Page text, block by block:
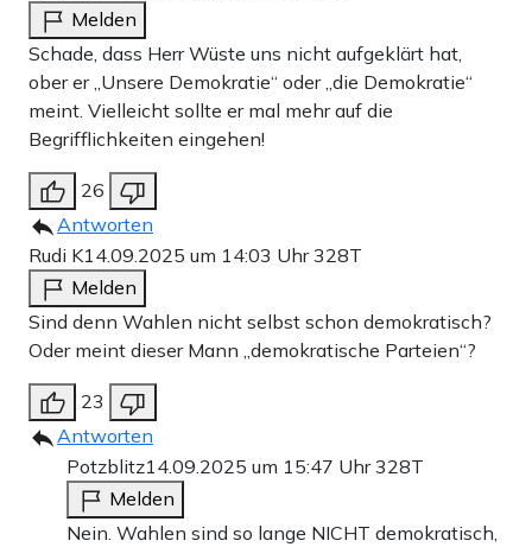
Melden
Schade, dass Herr Wüste uns nicht aufgeklärt hat,
ober er „Unsere Demokratie“ oder „die Demokratie“
meint. Vielleicht sollte er mal mehr auf die
Begrifflichkeiten eingehen!
26
Antworten
Rudi K14.09.2025 um 14:03 Uhr328T
Melden
Sind denn Wahlen nicht selbst schon demokratisch?
Oder meint dieser Mann „demokratische Parteien“?
23
Antworten
Potzblitz14.09.2025 um 15:47 Uhr328T
Melden
Nein. Wahlen sind so lange NICHT demokratisch,